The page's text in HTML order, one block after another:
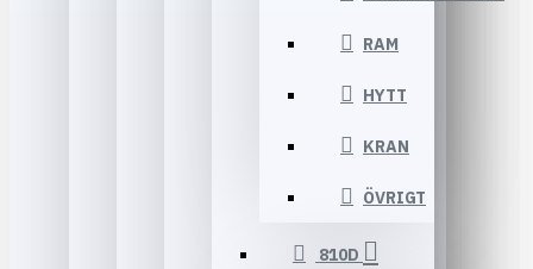
RAM
HYTT
KRAN
ÖVRIGT
810D